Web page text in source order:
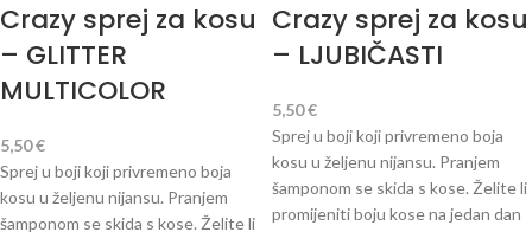
Crazy sprej za kosu
– GLITTER
MULTICOLOR
5,50€
Sprej u boji koji privremeno boja
kosu u željenu nijansu. Pranjem
šamponom se skida s kose. Želite li
Crazy sprej za kosu
– LJUBIČASTI
5,50€
Sprej u boji koji privremeno boja
kosu u željenu nijansu. Pranjem
šamponom se skida s kose. Želite li
promijeniti boju kose na jedan dan